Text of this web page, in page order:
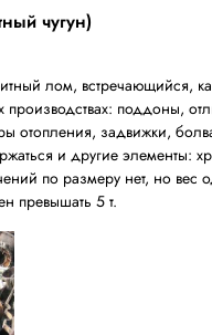
чугун)
лом, встречающийся,
поддоны,
отопления, задвижки,
и другие элементы:
по размеру нет, но вес
превышать 5 т.